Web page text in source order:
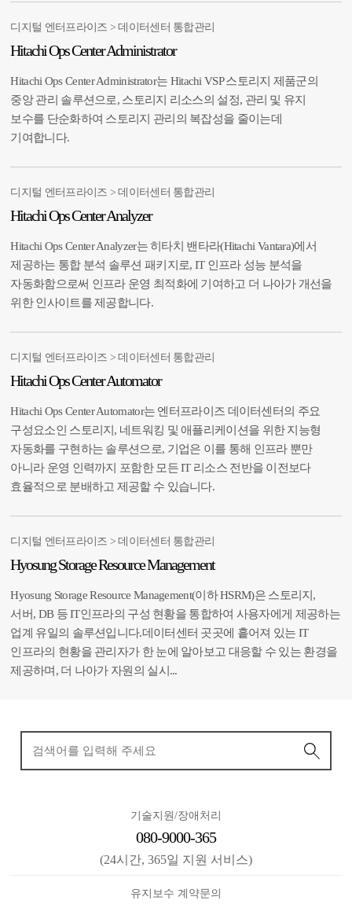
디지털 엔터프라이즈 > 데이터센터 통합관리
Hitachi Ops Center Administrator
Hitachi Ops Center Administrator는 Hitachi VSP 스토리지 제품군의
중앙 관리 솔루션으로, 스토리지 리소스의 설정, 관리 및 유지
보수를 단순화하여 스토리지 관리의 복잡성을 줄이는데
기여합니다.
디지털 엔터프라이즈 > 데이터센터 통합관리
Hitachi Ops Center Analyzer
Hitachi Ops Center Analyzer는 히타치 밴타라(Hitachi Vantara)에서
제공하는 통합 분석 솔루션 패키지로, IT 인프라 성능 분석을
자동화함으로써 인프라 운영 최적화에 기여하고 더 나아가 개선을
위한 인사이트를 제공합니다.
디지털 엔터프라이즈 > 데이터센터 통합관리
Hitachi Ops Center Automator
Hitachi Ops Center Automator는 엔터프라이즈 데이터센터의 주요
구성요소인 스토리지, 네트워킹 및 애플리케이션을 위한 지능형
자동화를 구현하는 솔루션으로, 기업은 이를 통해 인프라 뿐만
아니라 운영 인력까지 포함한 모든 IT 리소스 전반을 이전보다
효율적으로 분배하고 제공할 수 있습니다.
디지털 엔터프라이즈 > 데이터센터 통합관리
Hyosung Storage Resource Management
Hyosung Storage Resource Management(이하 HSRM)은 스토리지,
서버, DB 등 IT인프라의 구성 현황을 통합하여 사용자에게 제공하는
업계 유일의 솔루션입니다.데이터센터 곳곳에 흩어져 있는 IT
인프라의 현황을 관리자가 한 눈에 알아보고 대응할 수 있는 환경을
제공하며, 더 나아가 자원의 실시...
기술지원/장애처리
080-9000-365
(24시간, 365일 지원 서비스)
유지보수 계약문의